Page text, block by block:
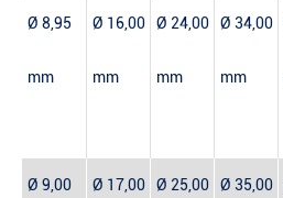
Ø 8,95
mm
Ø 16,00
mm
Ø 24,00
mm
Ø 34,00
mm
Ø 9,00 Ø 17,00 Ø 25,00 Ø 35,00